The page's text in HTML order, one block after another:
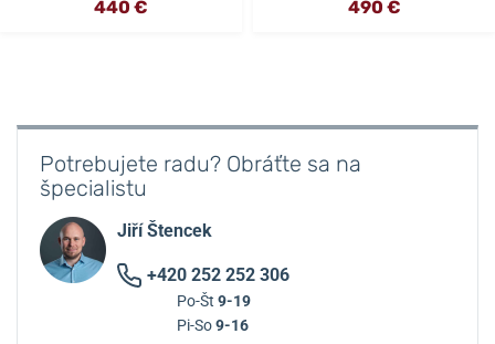
440 € 490 €
Potrebujete radu? Obráťte sa na
špecialistu
Jiří Štencek
+420 252 252 306
Po-Št 9-19
Pi-So9-16